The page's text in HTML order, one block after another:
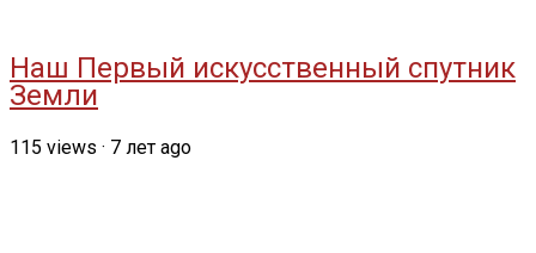
Наш Первый искусственный спутник
Земли
115 views · 7 лет ago